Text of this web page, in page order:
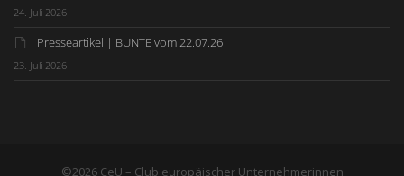
24. Juli 2026
Presseartikel | BUNTE vom 22.07.26
23. Juli 2026
©2026 CeU – Club europäischer Unternehmerinnen